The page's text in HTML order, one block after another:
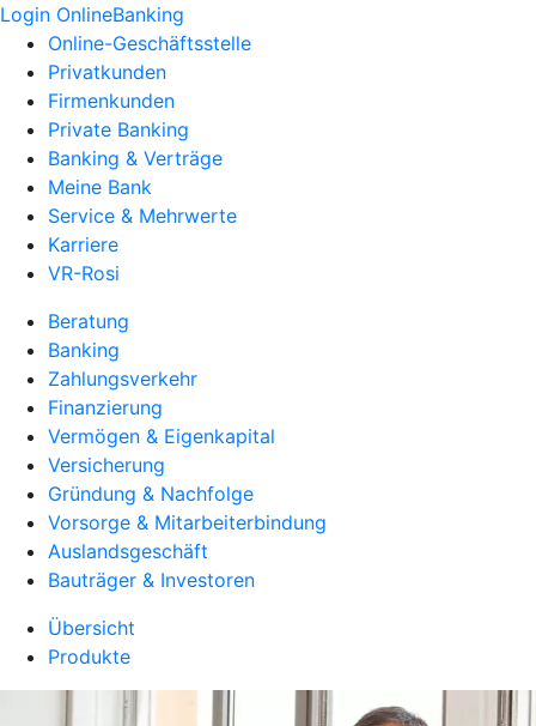
Login OnlineBanking
Online-Geschäftsstelle
Privatkunden
Firmenkunden
Private Banking
Banking & Verträge
Meine Bank
Service & Mehrwerte
Karriere
VR-Rosi
Beratung
Banking
Zahlungsverkehr
Finanzierung
Vermögen & Eigenkapital
Versicherung
Gründung & Nachfolge
Vorsorge & Mitarbeiterbindung
Auslandsgeschäft
Bauträger & Investoren
Übersicht
Produkte